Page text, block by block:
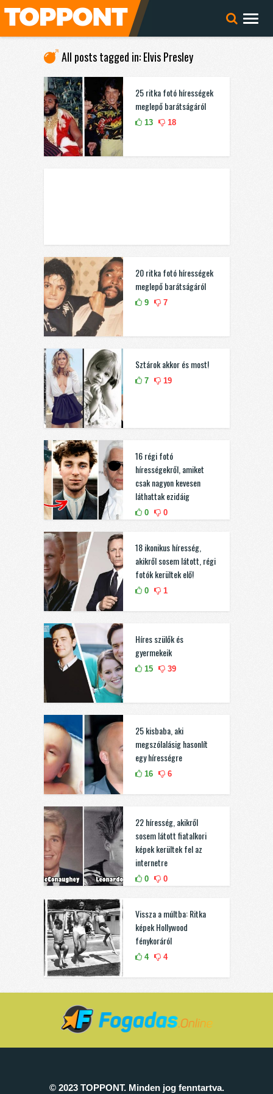
All posts tagged in: Elvis Presley
25 ritka fotó hírességek
meglepő barátságáról
13 18
20 ritka fotó hírességek
meglepő barátságáról
9 7
Sztárok akkor és most!
7 19
16 régi fotó
hírességekről, amiket
csak nagyon kevesen
láthattak ezidáig
0 0
18 ikonikus híresség,
akikről sosem látott, régi
fotók kerültek elő!
0 1
Híres szülők és
gyermekeik
15 39
25 kisbaba, aki
megszólalásig hasonlít
egy hírességre
16 6
22 híresség, akikről
sosem látott fiatalkori
képek kerültek fel az
internetre
0 0
Vissza a múltba: Ritka
képek Hollywood
fénykoráról
4 4
© 2023 TOPPONT. Minden jog fenntartva.